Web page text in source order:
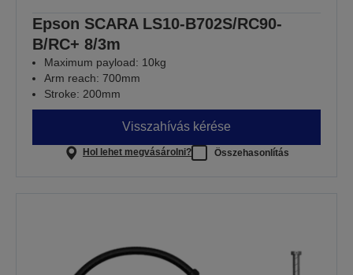
Epson SCARA LS10-B702S/RC90-
B/RC+ 8/3m
Maximum payload: 10kg
Arm reach: 700mm
Stroke: 200mm
Visszahívás kérése
Hol lehet megvásárolni? Összehasonlítás